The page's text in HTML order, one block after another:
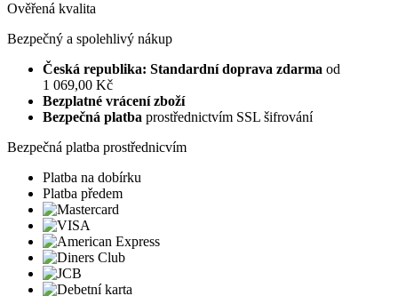
Ověřená kvalita
Bezpečný a spolehlivý nákup
Česká republika: Standardní doprava zdarma od
1 069,00 Kč
Bezplatné vrácení zboží
Bezpečná platba prostřednictvím SSL šifrování
Bezpečná platba prostřednicvím
Platba na dobírku
Platba předem